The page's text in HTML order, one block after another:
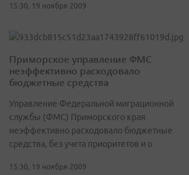
15:30, 19 ноября 2009
Приморское управление ФМС
неэффективно расходовало
бюджетные средства
Управление Федеральной миграционной
службы (ФМС) Приморского края
неэффективно расходовало бюджетные
средства, без учета приоритетов и о
15:30, 19 ноября 2009